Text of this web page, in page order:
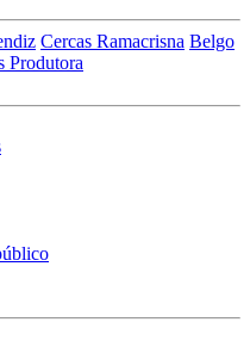
Cercas Ramacrisna Belgo
Produtora